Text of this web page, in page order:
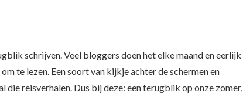
schrijven. Veel bloggers doen het elke maand en eerlijk
te lezen. Een soort van kijkje achter de schermen en
die reisverhalen. Dus bij deze: een terugblik op onze zomer,